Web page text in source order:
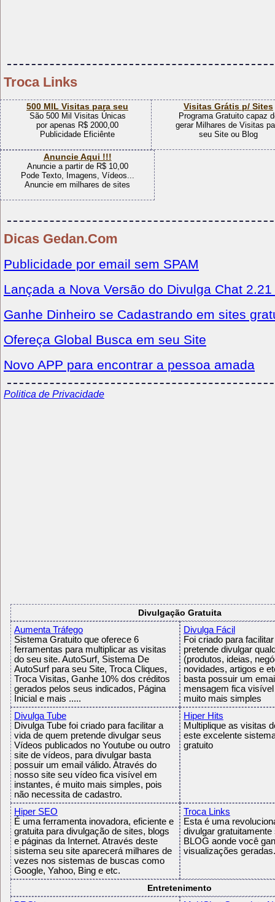
Troca Links
500 MIL Visitas para seu
São 500 Mil Visitas Únicas
por apenas R$ 2000,00
Publicidade Eficiênte
Visitas Grátis p/ Sites
Programa Gratuito capaz
gerar Milhares de Visitas
seu Site ou Blog
Anuncie Aqui !!!
Anuncie a partir de R$ 10,00
Pode Texto, Imagens, Vídeos...
Anuncie em milhares de sites
Dicas Gedan.Com
Publicidade por email sem SPAM
Lançada a Nova Versão do Divulga Chat
Ganhe Dinheiro se Cadastrando em sites
Ofereça Global Busca em seu Site
Novo APP para encontrar a pessoa amada
Politica de Privacidade